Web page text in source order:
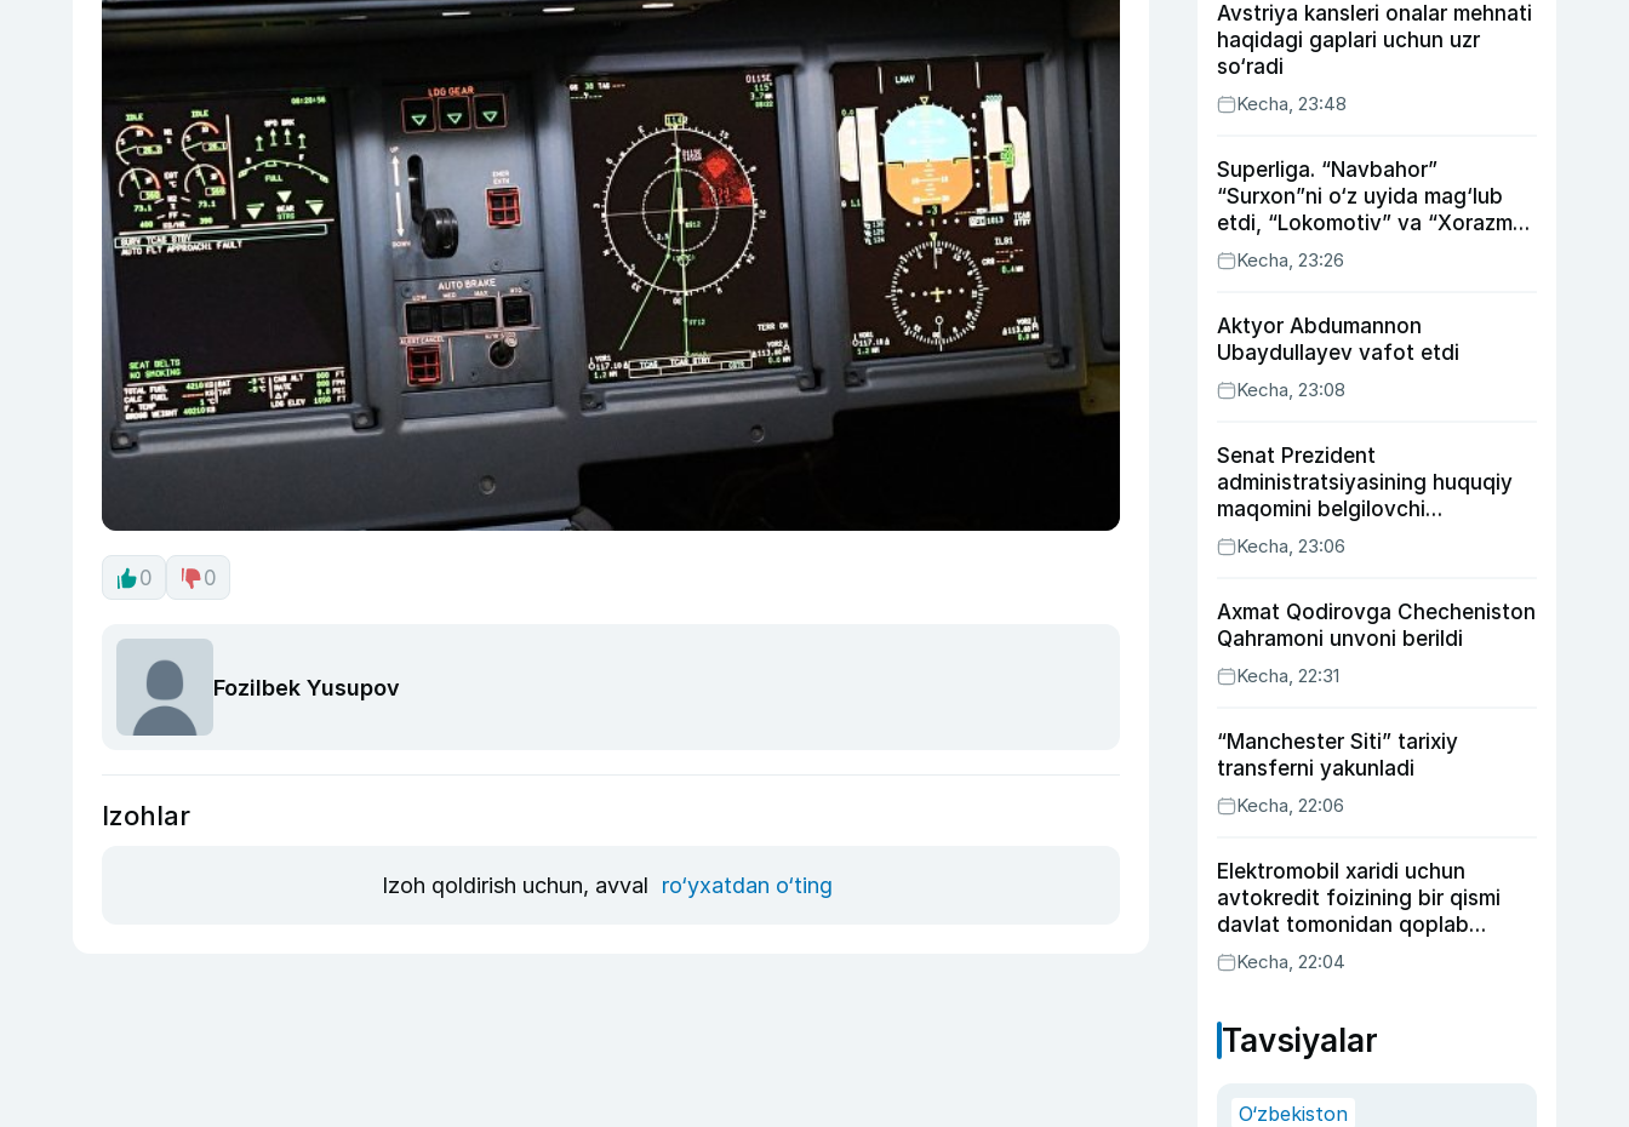
0 0
Fozilbek Yusupov
Izohlar
Izoh qoldirish uchun, avval ro‘yxatdan o‘ting
Avstriya kansleri onalar mehnati
haqidagi gaplari uchun uzr
so‘radi
Kecha, 23:48
Superliga. “Navbahor”
“Surxon”ni o‘z uyida mag‘lub
etdi, “Lokomotiv” va “Xorazm”
uyda g‘alaba qozondi
Kecha, 23:26
Aktyor Abdu­mannon
Ubaydullayev vafot etdi
Kecha, 23:08
Senat Prezident
administratsiyasining huquqiy
maqomini belgilovchi
konstitutsiyaviy qonunni
ma’qulladi
Kecha, 23:06
Axmat Qodirovga Checheniston
Qahramoni unvoni berildi
Kecha, 22:31
“Manchester Siti” tarixiy
transferni yakunladi
Kecha, 22:06
Elektromobil xaridi uchun
avtokredit foizining bir qismi
davlat tomonidan qoplab
berilishi mumkin
Kecha, 22:04
Tavsiyalar
O‘zbekiston